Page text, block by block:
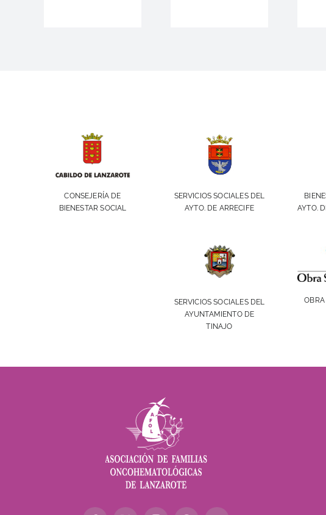
CONSEJERÍA DE
BIENESTAR SOCIAL
SERVICIOS SOCIALES DEL
AYTO. DE ARRECIFE
AYTO.
SERVICIOS SOCIALES DEL
AYUNTAMIENTO DE
TINAJO